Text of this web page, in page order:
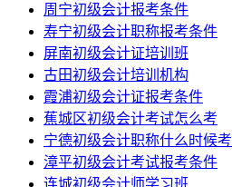
周宁初级会计报考条件
寿宁初级会计职称报考条件
屏南初级会计证培训班
古田初级会计培训机构
霞浦初级会计证报考条件
蕉城区初级会计考试怎么考
宁德初级会计职称什么时候考
漳平初级会计考试报考条件
连城初级会计师学习班